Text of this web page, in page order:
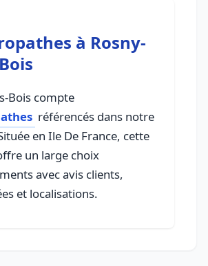
à Rosny-
Bois compte
référencés dans notre
en Ile De France, cette
un large choix
avec avis clients,
et localisations.